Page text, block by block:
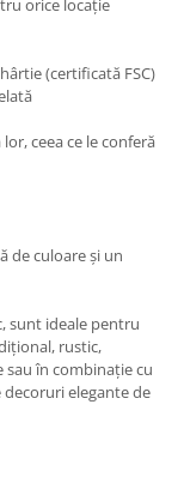
orice locație
(certificată FSC)
ceea ce le conferă
de culoare și un
sunt ideale pentru
rustic,
sau în combinație cu
elegante de